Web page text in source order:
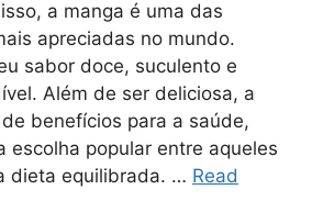
a manga é uma das
apreciadas no mundo.
sabor doce, suculento e
Além de ser deliciosa, a
benefícios para a saúde,
escolha popular entre aqueles
dieta equilibrada. … Read